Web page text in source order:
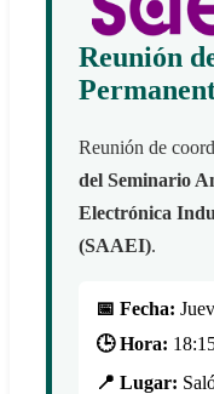
Reunión
Reunión de
del Seminario
Electrónica
(SAAEI).
📅 Fecha:
🕒 Hora:
📍 Lugar: